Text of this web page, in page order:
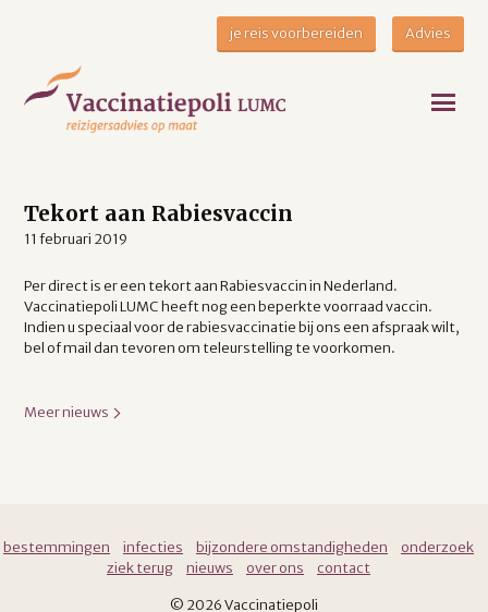
je reis voorbereiden Advies
Tekort aan Rabiesvaccin
11 februari 2019
Per direct is er een tekort aan Rabiesvaccin in Nederland.
Vaccinatiepoli LUMC heeft nog een beperkte voorraad vaccin.
Indien u speciaal voor de rabiesvaccinatie bij ons een afspraak wilt,
bel of mail dan tevoren om teleurstelling te voorkomen.
Meer nieuws
bestemmingen infecties bijzondere omstandigheden
onderzoek
ziek terug
nieuws over ons contact
© 2026 Vaccinatiepoli